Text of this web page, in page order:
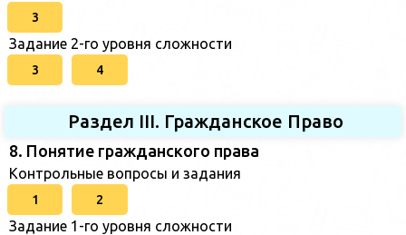
3
Задание 2-го уровня сложности
3 4
Раздел III. Гражданское Право
8. Понятие гражданского права
Контрольные вопросы и задания
1 2
Задание 1-го уровня сложности